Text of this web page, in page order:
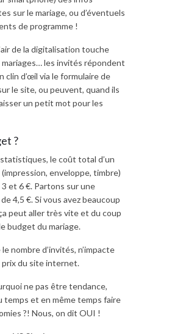
sur le mariage, ou d’éventuels
de programme !
de la digitalisation touche
mariages… les invités répondent
clin d’œil via le formulaire de
le site, ou peuvent, quand ils
un petit mot pour les
?
le coût total d’un
enveloppe, timbre)
et 6 €. Partons sur une
4,5 €. Si vous avez beaucoup
peut aller très vite et du coup
budget du mariage.
nombre d’invités, n’impacte
prix du site internet.
ne pas être tendance,
temps et en même temps faire
?! Nous, on dit OUI !